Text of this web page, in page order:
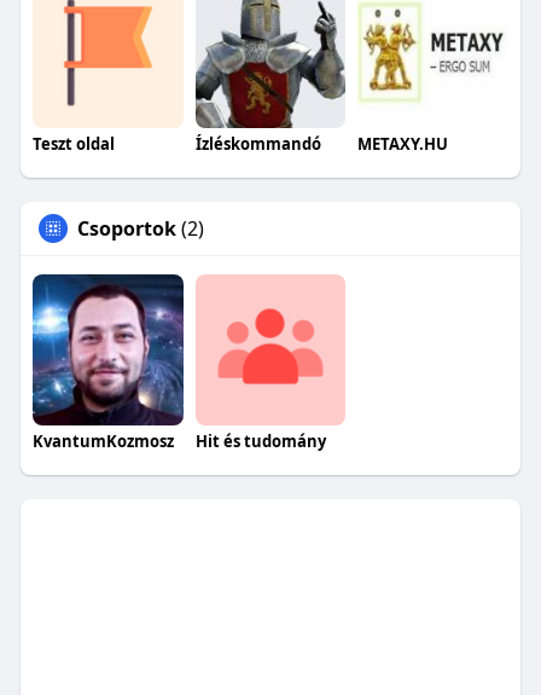
Teszt oldal Ízléskommandó METAXY.HU
Csoportok(2)
KvantumKozmosz Hit és tudomány